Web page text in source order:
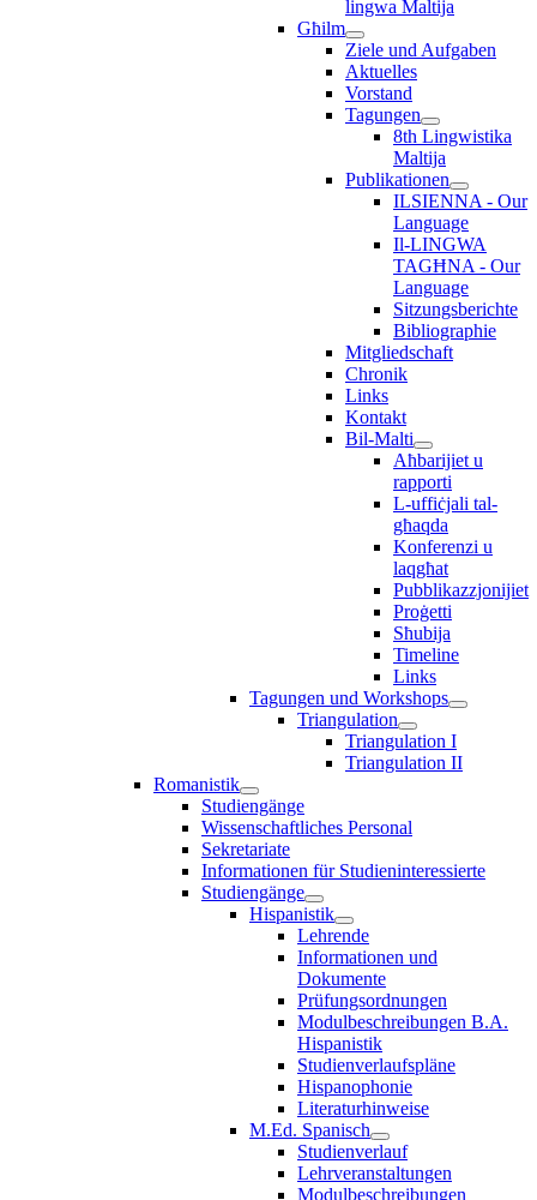
lingwa Maltija
Għilm
Ziele und Aufgaben
Aktuelles
Vorstand
Tagungen
8th Lingwistika
Maltija
Publikationen
ILSIENNA - Our
Language
Il-LINGWA
TAGĦNA - Our
Language
Sitzungsberichte
Bibliographie
Mitgliedschaft
Chronik
Links
Kontakt
Bil-Malti
Aħbarijiet u
rapporti
L-uffiċjali tal-
għaqda
Konferenzi u
laqgħat
Pubblikazzjonijiet
Proġetti
Sħubija
Timeline
Links
Tagungen und Workshops
Triangulation
Triangulation I
Triangulation II
Romanistik
Studiengänge
Wissenschaftliches Personal
Sekretariate
Informationen für Studieninteressierte
Studiengänge
Hispanistik
Lehrende
Informationen und
Dokumente
Prüfungsordnungen
Modulbeschreibungen B.A.
Hispanistik
Studienverlaufspläne
Hispanophonie
Literaturhinweise
M.Ed. Spanisch
Studienverlauf
Lehrveranstaltungen
Modulbeschreibungen